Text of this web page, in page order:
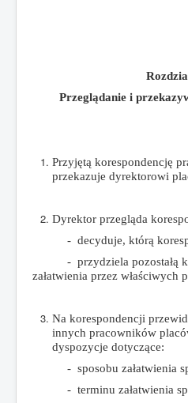
Przeglądanie i
Przyjętą korespondencję
przekazuje dyrektorowi
Dyrektor przegląda
- decyduje, którą
- przydziela pozostałą
załatwienia przez właściwych
Na korespondencji
innych pracowników
dyspozycje dotyczące:
- sposobu załatwienia
- terminu załatwienia